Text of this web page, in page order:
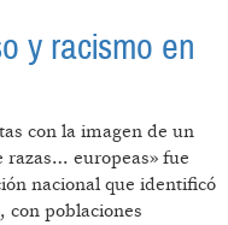
y racismo en
con la imagen de un
razas… europeas» fue
nacional que identificó
con poblaciones